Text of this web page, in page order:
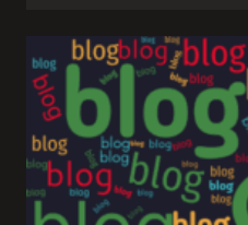
początek
dnia